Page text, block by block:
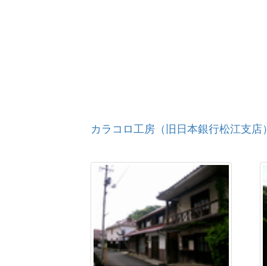
カラコロ工房（旧日本銀行松江支店